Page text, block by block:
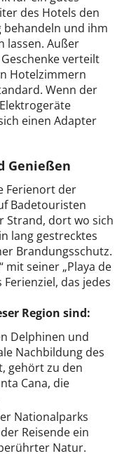
des Hotels den
und ihm
lassen. Außer
verteilt
Hotelzimmern
Wenn der
einen Adapter
Genießen
Ferienort der
Badetouristen
Strand, dort wo sich
lang gestrecktes
Brandungsschutz.
mit seiner „Playa de
das jedes
Region sind:
Delphinen und
Nachbildung des
gehört zu den
Cana, die
Nationalparks
Reisende ein
Natur.